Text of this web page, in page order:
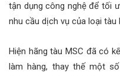
tận dụng công nghệ để tối
nhu cầu dịch vụ của loại tàu
Hiện hãng tàu MSC đã có
làm hàng, thay thế một